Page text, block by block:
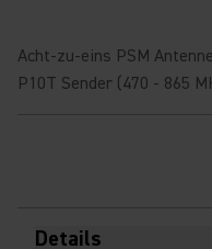
Acht-zu-eins PSM
P10T Sender (470 - 865
Details